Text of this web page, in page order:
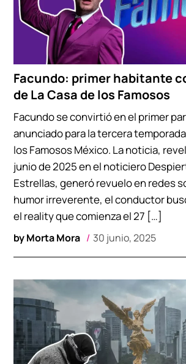
Facundo: primer habitante
de La Casa de los Famosos
byMorta Mora 30 junio, 2025
Facundo se convirtió en el primer
anunciado para la tercera
los Famosos México. La noticia,
junio de 2025 en el noticiero
Estrellas, generó revuelo en redes
humor irreverente, el conductor
el reality que comienza el 27 […]